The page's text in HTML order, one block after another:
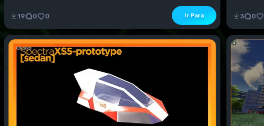
19 0 0 Ir Para 3 0